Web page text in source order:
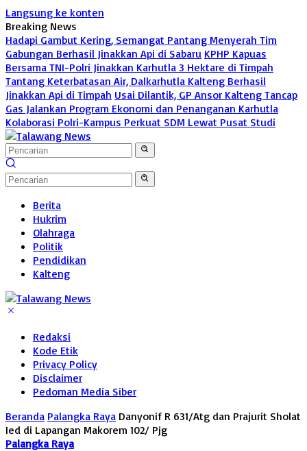
Langsung ke konten
Breaking News
Hadapi Gambut Kering, Semangat Pantang Menyerah Tim
Gabungan Berhasil Jinakkan Api di Sabaru KPHP Kapuas
Bersama TNI-Polri Jinakkan Karhutla 3 Hektare di Timpah
Tantang Keterbatasan Air, Dalkarhutla Kalteng Berhasil
Jinakkan Api di Timpah Usai Dilantik, GP Ansor Kalteng Tancap
Gas Jalankan Program Ekonomi dan Penanganan Karhutla
Kolaborasi Polri-Kampus Perkuat SDM Lewat Pusat Studi
Berita
Hukrim
Olahraga
Politik
Pendidikan
Kalteng
Redaksi
Kode Etik
Privacy Policy
Disclaimer
Pedoman Media Siber
Beranda Palangka Raya Danyonif R 631/Atg dan Prajurit Sholat
Ied di Lapangan Makorem 102/ Pjg
Palangka Raya